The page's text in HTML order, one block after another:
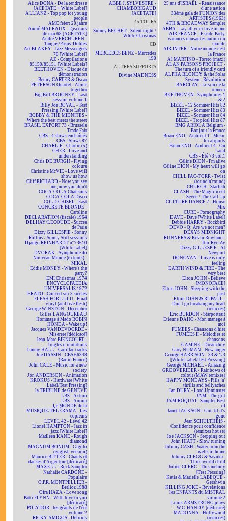
Alice DONA - De la tendresse
[ACÉTATE + White Label]
ALLIANZ - Top pop for young
people
AMC feiert 20 jahre
André MALRAUX - Discours
de mai 68 [ACÉTATE]
André VERCHUREN -
Tangos/Pasos-Dobles
Art BLAKEY - Jazz Messengers
70 [White Label]
AZ - Compilations
85150/85151 [White Labels]
BEETHOVEN - Disque de
démonstration
Benny CARTER & Oscar
PETERSON Quartet - Alone
together
Big Bill BROONZY - Last
session volume 1
Billy Joe ROYAL - Test
Pressing [White Label]
BOBBY & THE MIDNITES -
Where the beat meets the street
BRASIL EXPORT 73 - Brussels
Trade Fair
CBS - 4 slows enchaînés
CBS - Slows 87
CHARLIE - Charlie (5)
CHER - Love and
understanding
Chris DE BURGH - Flying
colours
Christine McVIE - Love will
show us how
Cliff RICHARD - Now you see
me, now you don't
COCA-COLA Chansons
COCA-COLA Disco
COLD CHISEL - East
CONCRETE BLONDE -
Caroline
DÉCLARATION (fiscale) 1964
DELHAY/LECOUDE - Succès
de Paris
Dizzy GILLESPIE - Sonny
Rollins / Sonny Stitt sessions
Django REINHARDT n°73610
[White Label]
DVORAK - Symphonie du
Nouveau Monde (extraits) -
MIKAL
Eddie MONEY - Where's the
party?
EMI Christmas 1974
ENCYCLOPAEDIA
UNIVERSALIS 1972
ERATO - Concert sur 3 siècles
FLESH FOR LULU - Final
vinyl (and live flesh)
George WINSTON - December
Gilles LANGOUREAU
Hommage à Mado ROBIN
HONDA - Wake up!
Jacques VANDEVOORDE -
Miserere [dédicacé]
Jean-Marc BIENCOURT -
Jingles d'imitations
Jimmy HALL - Cadillac tracks
Joe DASSIN - CBS 66343
(Radio France)
John CALE - Music for a new
society
Jon ANDERSON - Animation
KROKUS - Hardware [White
Label/Test Pressing]
la TRIBUNE de GENÈVE
LBS - Action
LBS - Aurum
Le MONDE de la
MUSIQUE/TÉLÉRAMA - Les
copieurs
LEVEL 42 - Level 42
Lionel HAMPTON - Jazz in
jazz [White Label]
Madleen KANE - Rough
diamond
MAGNUM BONUM - Gigolo
(english version)
Maurice BITTER - Chants et
danses d'Argentine [dédicacé]
MAXELL - Rock Sampler
Nathalie CARDONE -
Populaire
O.P.R. MONTPELLIER -
Berlioz 1988
Ofra HAZA - Love song
Patti FLYNN - With love to you
[dédicacé]
POLYDOR - les géants de l'été
volume 2
RICKY AMIGOS - Delirios
ABBÉ J. SYLVESTRE -
CHAMBORIGAUD
[ACÉTATE]
45 TOURS
Sidney BECHET - Silent night /
White Christmas
CD
MERCEDES BENZ - Mercedes
190
AUTRES SUPPORTS
Divine MADNESS
25 ans d'ISRAËL - Renaissance
d'une nation
33ème gala de l'UNION des
ARTISTES (1963)
4TH & BROADWAY Sampler
ABBA - Lay all your love on me
AIR FRANCE - Escale-Party,
vacances dansantes autour du
monde
AIR INTER - Notre monde c'est
la France
Al MARTINO - Torero (maxi)
ALAN PARSONS PROJECT -
The turn of a friendly card
ALPHA BLONDY & the Solar
System - Révolution
BARCLAY - Le son de la
rumeur
BEETHOVEN - Symphonies 1
& 2
BIZZL - 12 Sommer Hits 82
BIZZL - Sommer Hits 83
BIZZL - Sommer Hits 84
BIZZL - Tropical Hits 87
BMG ARIOLA Belgium -
Bonjour la France
Brian ENO - Ambient 1 - Music
for airports
Brian ENO - Ambient 4 - On
Land
CBS - Été 73 vol.1
Céline DION - I'm alive
Céline DION - My heart will go
on
CHILL FAC-TORR - Twist
(round'n'round)
CHURCH - Starfish
CLASH - The Magnificent
Seven / The Call Up
CULTURE DANCE 7 - House
Mix
CURE - Pornography
DAVE - Dave [White Label]
Debbie HARRY - Rockbird
DEVO - Q: Are we not men?
DEXYS MIDNIGHT
RUNNERS & Kevin Rowland -
Too-Rye-Ay
Dizzy GILLESPIE - At
Newport
DONOVAN - Love is only
feeling
EARTH WIND & FIRE - The
very best
Elton JOHN - Believe
[MONOFACE]
Elton JOHN - Sleeping with the
past
Elton JOHN & RUPAUL -
Don't go breaking my heart
(remixes)
Eric BURDON - Starportrait
Etienne DAHO - Mon manège à
moi
FUMÉES - Chansons d'hier
FUMÉES II - Mélodies et
chansons
GAMINE - Dream boy
Gary NUMAN - New anger
George HARRISON - 33 & 1/3
[White Label/Test Pressing]
George MICHAEL - Amazing
GROOVERIDER - Rainbows of
colour (MAW remixes)
HAPPY MONDAYS - Pills 'n'
thrills and bellyaches
Ian DURY - Lord Upminster
JAM - The gift
JAMIROQUAI - Sampler Best
of
Janet JACKSON - Got 'til it's
gone
Jean SCHULTHEIS -
Confidence pour confidence
(remixes house)
Joe JACKSON - Stepping out
John HIATT - Slow turning
Johnny CASH - Water from the
wells of home
Johnny CLEGG & Savuka -
Third world child
Julien CLERC - This melody
[Test Pressing]
Katia & Marielle LABEQUE -
Gershwin
KILLING JOKE - Revelations
les ENFANTS du MISTRAL
volume 2
Louis ARMSTRONG plays
W.C. HANDY [dédicacé]
MADONNA - Hollywood
(remixes)